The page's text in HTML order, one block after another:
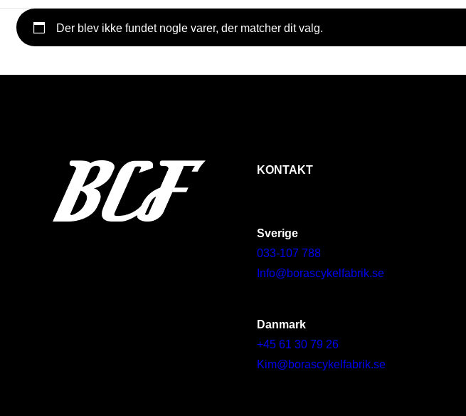
Der blev ikke fundet nogle varer, der matcher dit valg.
KONTAKT
Sverige
033-107 788
Info@borascykelfabrik.se
Danmark
+45 61 30 79 26
Kim@borascykelfabrik.se